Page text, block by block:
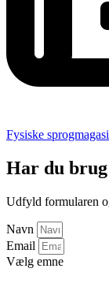
Fysiske
Har du
Udfyld formularen
Navn
Email
Vælg emne